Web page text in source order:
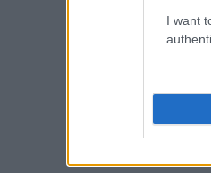
I want